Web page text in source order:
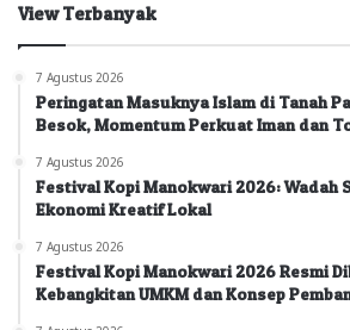
View Terbanyak
7 Agustus 2026
Peringatan Masuknya Islam di Tanah
Besok, Momentum Perkuat Iman dan
7 Agustus 2026
Festival Kopi Manokwari 2026: Wadah
Ekonomi Kreatif Lokal
7 Agustus 2026
Festival Kopi Manokwari 2026 Resmi
Kebangkitan UMKM dan Konsep